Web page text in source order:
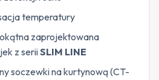
temperatury
zaprojektowana
z seriiSLIM LINE
soczewki na kurtynową (CT-